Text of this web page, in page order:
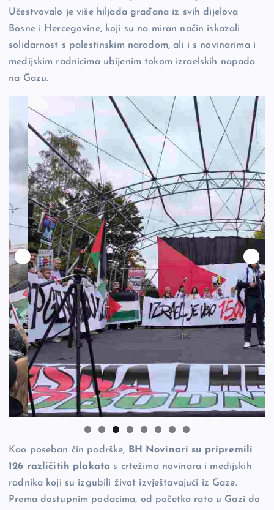
Učestvovalo je više hiljada građana iz svih dijelova
Bosne i Hercegovine, koji su na miran način iskazali
solidarnost s palestinskim narodom, ali i s novinarima i
medijskim radnicima ubijenim tokom izraelskih napada
na Gazu.
Kao poseban čin podrške,
BH Novinari su pripremili
126 različitih plakata s crtežima novinara i medijskih
radnika koji su izgubili život izvještavajući iz Gaze.
Prema dostupnim podacima, od početka rata u Gazi do